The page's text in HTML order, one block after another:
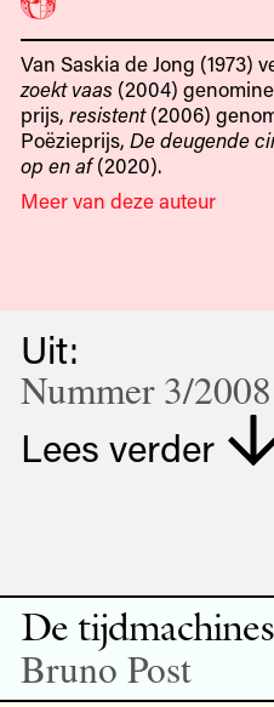
Van Saskia de Jong (1973)
zoekt vaas (2004)
prijs, resistent(2006)
Poëzieprijs, De deugende
op en af(2020).
Meer van deze auteur
Uit:
Nummer 3/2008
Lees verder
De
Bruno Post